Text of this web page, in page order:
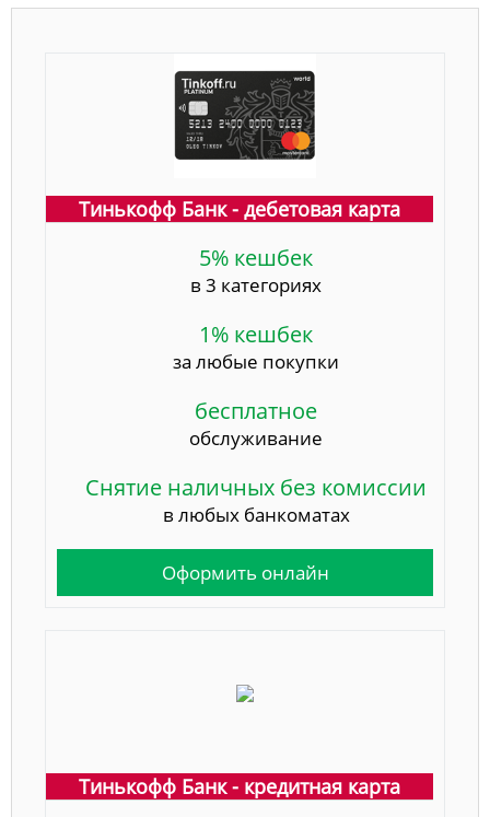
Тинькофф Банк - дебетовая карта
5% кешбек
в 3 категориях
1% кешбек
за любые покупки
бесплатное
обслуживание
Снятие наличных без комиссии
в любых банкоматах
Оформить онлайн
Тинькофф Банк - кредитная карта